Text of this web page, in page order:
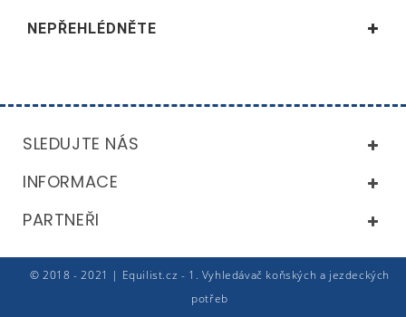
NEPŘEHLÉDNĚTE
SLEDUJTE NÁS
INFORMACE
PARTNEŘI
© 2018 - 2021 | Equilist.cz - 1. Vyhledávač koňských a jezdeckých
potřeb